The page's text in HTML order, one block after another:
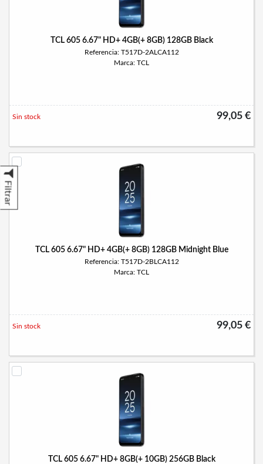
Filtrar
TCL 605 6.67" HD+ 4GB(+ 8GB) 128GB Black
Referencia: T517D-2ALCA112
Marca: TCL
99,05 €
Sin stock
TCL 605 6.67" HD+ 4GB(+ 8GB) 128GB Midnight Blue
Referencia: T517D-2BLCA112
Marca: TCL
99,05 €
Sin stock
TCL 605 6.67" HD+ 8GB(+ 10GB) 256GB Black